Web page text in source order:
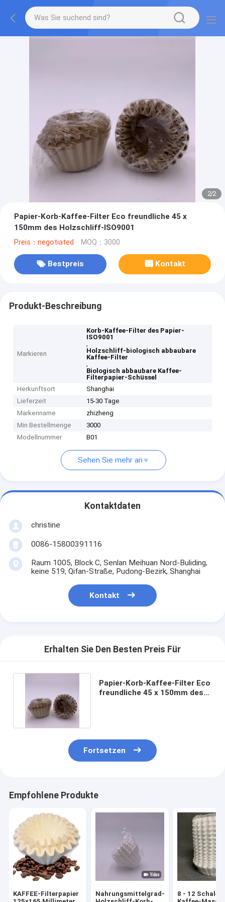
2/2
Papier-Korb-Kaffee-Filter Eco freundliche 45 x
150mm des Holzschliff-ISO9001
Preis：negotiated MOQ：3000
Bestpreis Kontakt
Produkt-Beschreibung
Markieren
Korb-Kaffee-Filter des Papier-
ISO9001
,
Holzschliff-biologisch abbaubare
Kaffee-Filter
,
Biologisch abbaubare Kaffee-
Filterpapier-Schüssel
Herkunftsort
Shanghai
Lieferzeit
15-30 Tage
Markenname
zhizheng
Min Bestellmenge
3000
Modellnummer
B01
Sehen Sie mehr an
Kontaktdaten
christine
0086-15800391116
Raum 1005, Block C, Senlan Meihuan Nord-Buliding,
keine 519, Qifan-Straße, Pudong-Bezirk, Shanghai
Kontakt
Erhalten Sie Den Besten Preis Für
Papier-Korb-Kaffee-Filter Eco
freundliche 45 x 150mm des
Fortsetzen
Empfohlene Produkte
KAFFEE-Filterpapier
Nahrungsmittelgrad-
8 - 12 Schalen